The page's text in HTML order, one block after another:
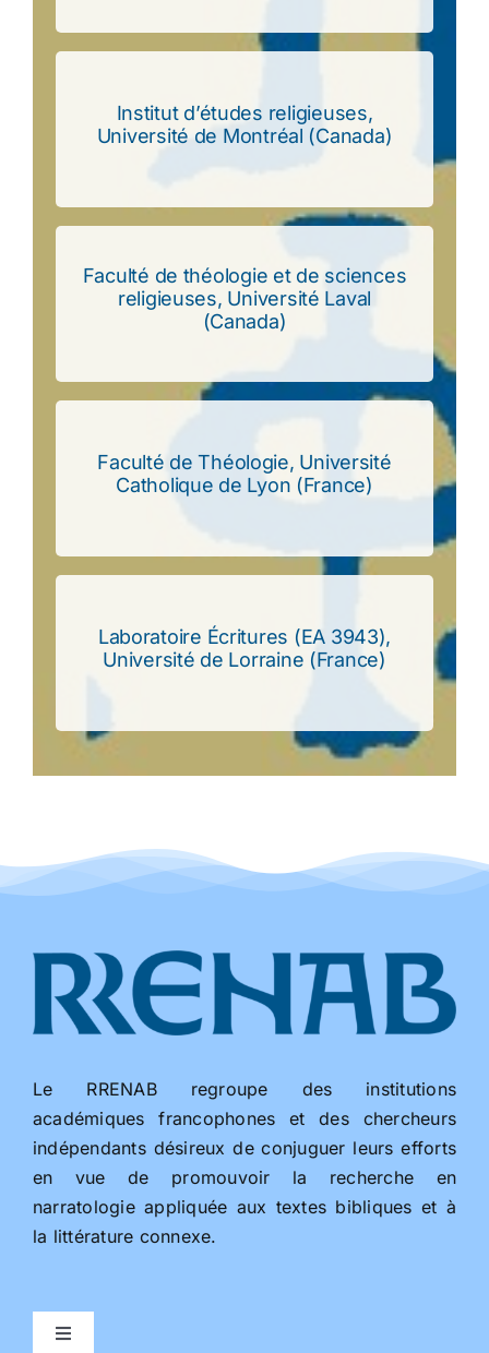
Institut d’études religieuses,
Université de Montréal (Canada)
Institut d’études religieuses, Université
de Montréal (Canada)
Faculté de théologie et de sciences
religieuses, Université Laval
(Canada)
Faculté de théologie et de sciences
religieuses, Université Laval (Canada)
Faculté de Théologie, Université
Catholique de Lyon (France)
Faculté de Théologie, Université
Catholique de Lyon (France)
Laboratoire Écritures (EA 3943),
Université de Lorraine (France)
Laboratoire Écritures (EA 3943),
Université de Lorraine (France)
Le RRENAB regroupe des institutions
académiques francophones et des chercheurs
indépendants désireux de conjuguer leurs efforts
en vue de promouvoir la recherche en
narratologie appliquée aux textes bibliques et à
la littérature connexe.
Toggle